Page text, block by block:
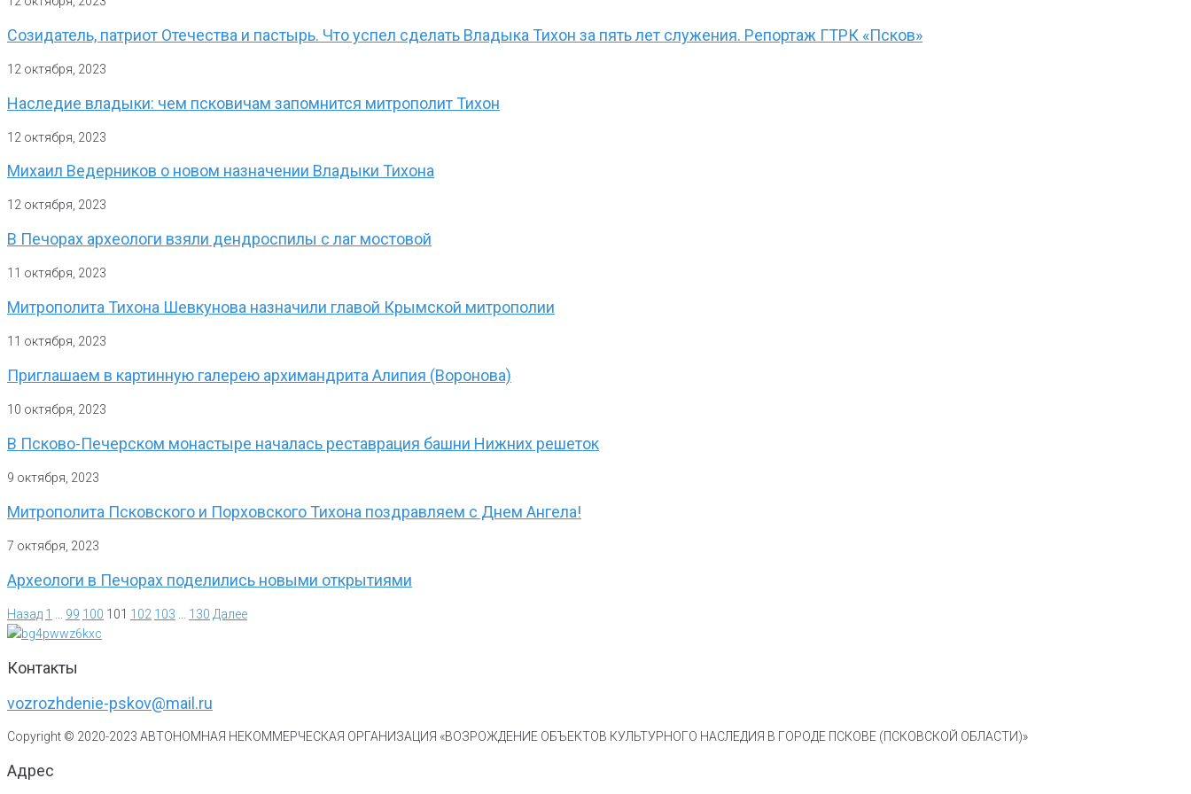
Созидатель, патриот Отечества и пастырь. Что успел сделать Владыка Тихон за пять лет служения. Репортаж ГТРК «Псков»
12 октября, 2023
Наследие владыки: чем псковичам запомнится митрополит Тихон
12 октября, 2023
Михаил Ведерников о новом назначении Владыки Тихона
12 октября, 2023
В Печорах археологи взяли дендроспилы с лаг мостовой
11 октября, 2023
Митрополита Тихона Шевкунова назначили главой Крымской митрополии
11 октября, 2023
Приглашаем в картинную галерею архимандрита Алипия (Воронова)
10 октября, 2023
В Псково-Печерском монастыре началась реставрация башни Нижних решеток
9 октября, 2023
Митрополита Псковского и Порховского Тихона поздравляем с Днем Ангела!
7 октября, 2023
Археологи в Печорах поделились новыми открытиями
Назад 1 99 100 101 102 103 130 Далее
Контакты
vozrozhdenie-pskov@mail.ru
Copyright © 2020-2023 АВТОНОМНАЯ НЕКОММЕРЧЕСКАЯ ОРГАНИЗАЦИЯ «ВОЗРОЖДЕНИЕ ОБЪЕКТОВ КУЛЬТУРНОГО НАСЛЕДИЯ В ГОРОДЕ ПСКОВЕ (ПСКОВСКОЙ ОБЛАСТИ)»
Адрес